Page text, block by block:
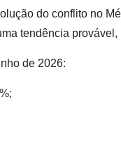
do conflito no
tendência provável,
de 2026: